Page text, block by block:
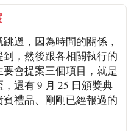
過，因為時間的關係，
，然後跟各相關執行的
會提案三個項目，就是
還有 9 月 25 日頒獎典
禮品、剛剛已經報過的